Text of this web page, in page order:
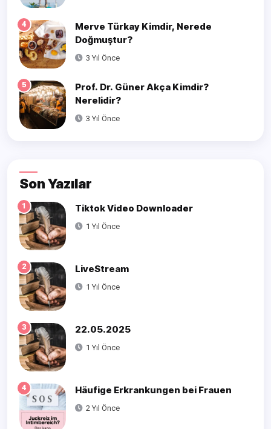
4
Merve Türkay Kimdir, Nerede
Doğmuştur?
3 Yıl Önce
5
Prof. Dr. Güner Akça Kimdir?
Nerelidir?
3 Yıl Önce
Son Yazılar
1 Tiktok Video Downloader
1 Yıl Önce
2 LiveStream
1 Yıl Önce
3 22.05.2025
1 Yıl Önce
4 Häufige Erkrankungen bei Frauen
2 Yıl Önce